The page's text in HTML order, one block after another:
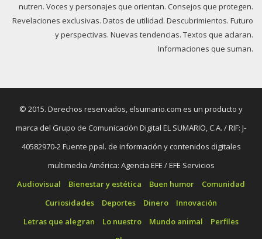
nutren. Voces y personajes que orientan. Consejos que protegen.
Revelaciones exclusivas. Datos de utilidad. Descubrimientos. Futuro
y perspectivas. Nuevas tendencias. Textos que aclaran.
Informaciones que suman.
© 2015. Derechos reservados, elsumario.com es un producto y
marca del Grupo de Comunicación Digital EL SUMARIO, C.A. / RIF: J-
40582970-2 Fuente ppal. de información y contenidos digitales
multimedia América: Agencia EFE / EFE Servicios
Audiovisual
Bienestar y estética Buen humor
Comunidad
Curiosidades
Deportes Dinero
Innovación
Letras que alegran
Lo nuestro Mundo animal
Perfiles